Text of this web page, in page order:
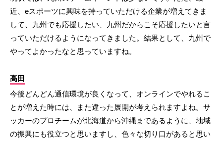
近、eスポーツに興味を持っていただける企業が増えてきま
して、九州でも応援したい、九州だからこそ応援したいと言
っていただけるようになってきました。結果として、九州で
やってよかったなと思っていますね。
高田
今後どんどん通信環境が良くなって、オンラインでやれるこ
とが増えた時には、また違った展開が考えられますよね。サ
ッカーのプロチームが北海道から沖縄まであるように、地域
の振興にも役立つと思いますし、色々な切り口があると思い